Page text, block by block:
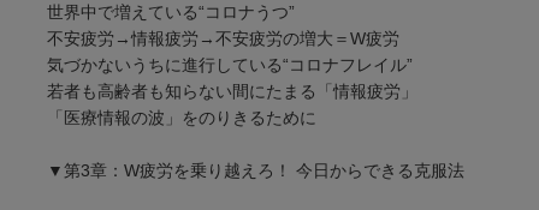
世界中で増えている“コロナうつ”
不安疲労→情報疲労→不安疲労の増大＝W疲労
気づかないうちに進行している“コロナフレイル”
若者も高齢者も知らない間にたまる「情報疲労」
「医療情報の波」をのりきるために
▼第3章：W疲労を乗り越えろ！ 今日からできる克服法